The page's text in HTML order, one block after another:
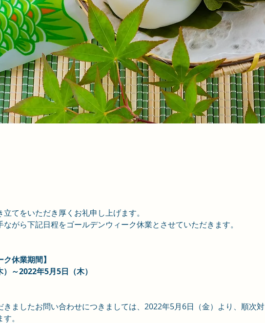
てをいただき厚くお礼申し上げます。
がら下記日程をゴールデンウィーク休業とさせていただきます。
ク休業期間】
～2022年5月5日（木）
きましたお問い合わせにつきましては、2022年5月6日（金）より、順次対
。